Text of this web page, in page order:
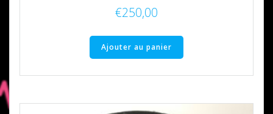
€250,00
Ajouter au panier